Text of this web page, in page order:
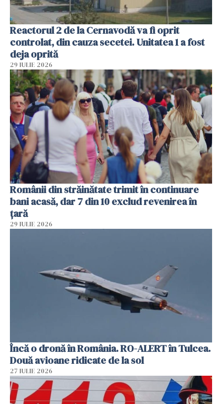
Reactorul 2 de la Cernavodă va fi oprit
controlat, din cauza secetei. Unitatea 1 a fost
deja oprită
29 IULIE 2026
Românii din străinătate trimit în continuare
bani acasă, dar 7 din 10 exclud revenirea în
țară
29 IULIE 2026
Încă o dronă în România. RO-ALERT în Tulcea.
Două avioane ridicate de la sol
27 IULIE 2026